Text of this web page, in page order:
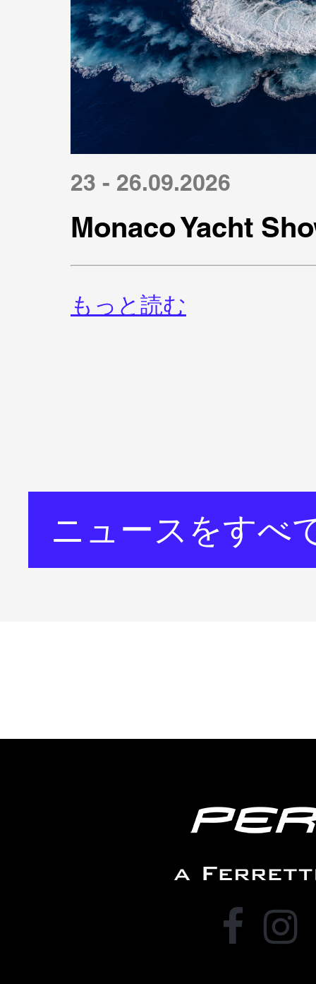
23 - 26.09.2026
Monaco Yacht
もっと読む
ニュースをすべ